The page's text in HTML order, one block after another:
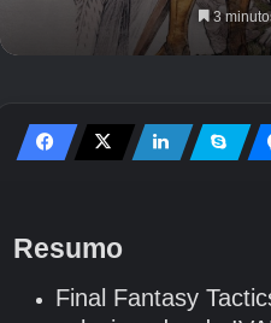
3
Resumo
Final Fantasy